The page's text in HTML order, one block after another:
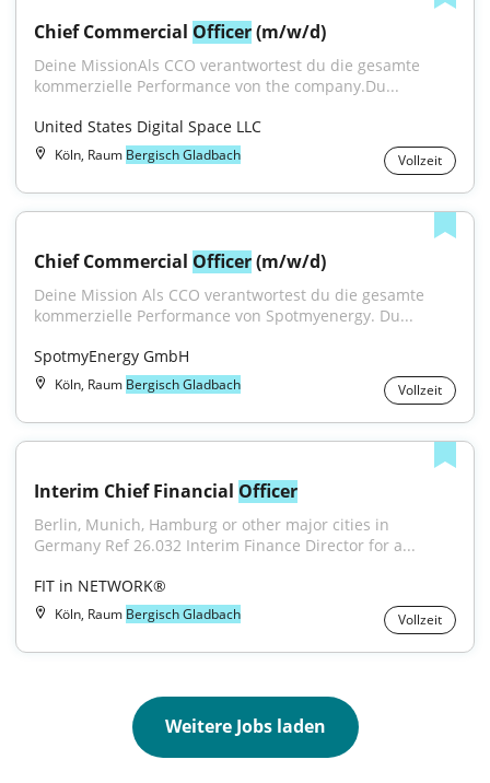
Chief Commercial Officer (m/w/d)
Deine MissionAls CCO verantwortest du die gesamte
kommerzielle Performance von the company.Du...
United States Digital Space LLC
Köln, Raum Bergisch Gladbach Vollzeit
Chief Commercial Officer (m/w/d)
Deine Mission Als CCO verantwortest du die gesamte
kommerzielle Performance von Spotmyenergy. Du...
SpotmyEnergy GmbH
Köln, Raum Bergisch Gladbach Vollzeit
Interim Chief Financial Officer
Berlin, Munich, Hamburg or other major cities in
Germany Ref 26.032 Interim Finance Director for a...
FIT in NETWORK®
Köln, Raum Bergisch Gladbach Vollzeit
Weitere Jobs laden